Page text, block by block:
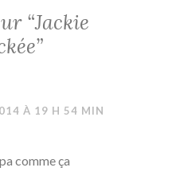
“Jackie
”
À 19 H 54 MIN
comme ça